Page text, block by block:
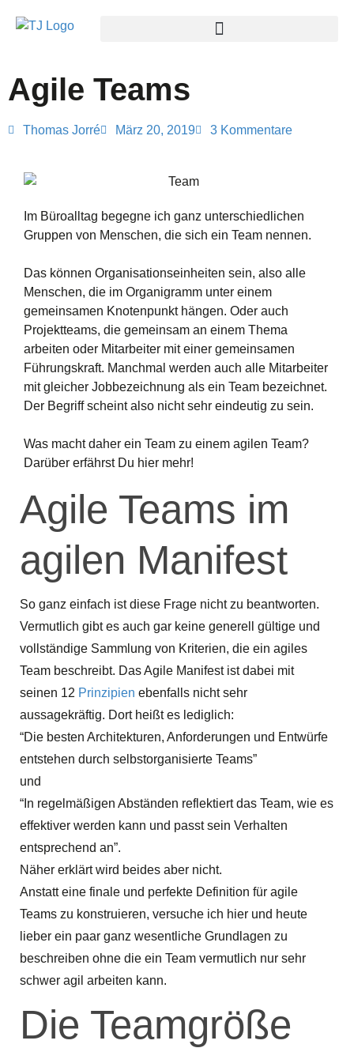
Agile Teams
Thomas Jorré März 20, 2019 3 Kommentare
Im Büroalltag begegne ich ganz unterschiedlichen
Gruppen von Menschen, die sich ein Team nennen.
Das können Organisationseinheiten sein, also alle
Menschen, die im Organigramm unter einem
gemeinsamen Knotenpunkt hängen. Oder auch
Projektteams, die gemeinsam an einem Thema
arbeiten oder Mitarbeiter mit einer gemeinsamen
Führungskraft. Manchmal werden auch alle Mitarbeiter
mit gleicher Jobbezeichnung als ein Team bezeichnet.
Der Begriff scheint also nicht sehr eindeutig zu sein.
Was macht daher ein Team zu einem agilen Team?
Darüber erfährst Du hier mehr!
Agile Teams im
agilen Manifest
So ganz einfach ist diese Frage nicht zu beantworten.
Vermutlich gibt es auch gar keine generell gültige und
vollständige Sammlung von Kriterien, die ein agiles
Team beschreibt. Das Agile Manifest ist dabei mit
seinen 12 Prinzipien ebenfalls nicht sehr
aussagekräftig. Dort heißt es lediglich:
“Die besten Architekturen, Anforderungen und Entwürfe
entstehen durch selbstorganisierte Teams”
und
“In regelmäßigen Abständen reflektiert das Team, wie es
effektiver werden kann und passt sein Verhalten
entsprechend an”.
Näher erklärt wird beides aber nicht.
Anstatt eine finale und perfekte Definition für agile
Teams zu konstruieren, versuche ich hier und heute
lieber ein paar ganz wesentliche Grundlagen zu
beschreiben ohne die ein Team vermutlich nur sehr
schwer agil arbeiten kann.
Die Teamgröße